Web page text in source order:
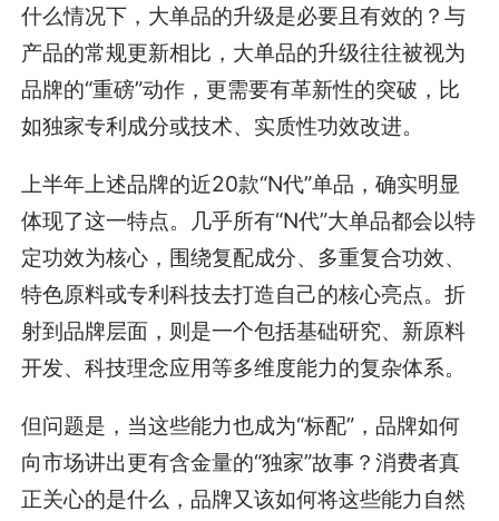
什么情况下，大单品的升级是必要且有效的？与
产品的常规更新相比，大单品的升级往往被视为
品牌的“重磅”动作，更需要有革新性的突破，比
如独家专利成分或技术、实质性功效改进。
上半年上述品牌的近20款“N代”单品，确实明显
体现了这一特点。几乎所有“N代”大单品都会以特
定功效为核心，围绕复配成分、多重复合功效、
特色原料或专利科技去打造自己的核心亮点。折
射到品牌层面，则是一个包括基础研究、新原料
开发、科技理念应用等多维度能力的复杂体系。
但问题是，当这些能力也成为“标配”，品牌如何
向市场讲出更有含金量的“独家”故事？消费者真
正关心的是什么，品牌又该如何将这些能力自然